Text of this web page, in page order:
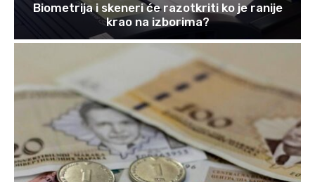
Biometrija i skeneri će razotkriti ko je ranije
krao na izborima?